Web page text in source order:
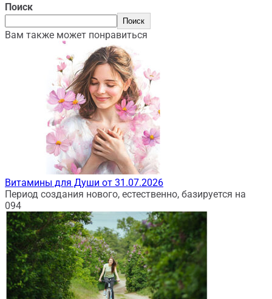
Поиск
Поиск
Вам также может понравиться
Витамины для Души от 31.07.2026
Период создания нового, естественно, базируется на
094